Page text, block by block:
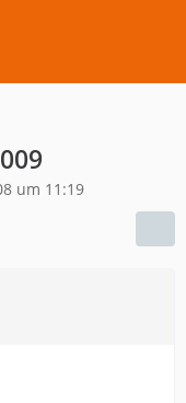
um 11:19